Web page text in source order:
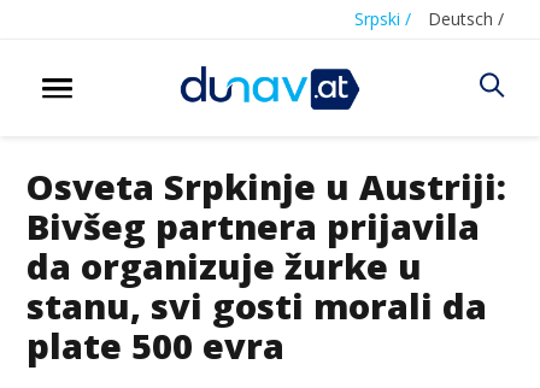
Srpski / Deutsch /
Osveta Srpkinje u Austriji:
Bivšeg partnera prijavila
da organizuje žurke u
stanu, svi gosti morali da
plate 500 evra